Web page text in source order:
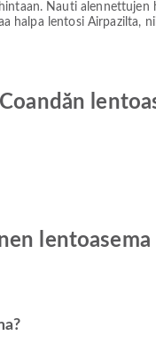
Nauti
halpa lentosi Airpazilta,